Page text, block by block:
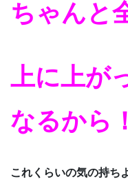
ちゃんと
上に上が
なるから！
これくらいの気の持ち